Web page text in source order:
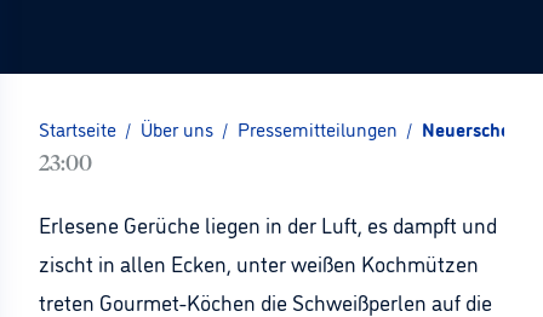
Startseite / Über uns / Pressemitteilungen /
23:00
Erlesene Gerüche liegen in der Luft, es dampft und
zischt in allen Ecken, unter weißen Kochmützen
treten Gourmet-Köchen die Schweißperlen auf die